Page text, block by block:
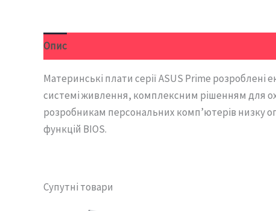
Опис
Материнські плати серії ASUS Prime
системі живлення, комплексним рішенням для
розробникам персональних комп’ютерів низку
функцій BIOS.
Супутні товари